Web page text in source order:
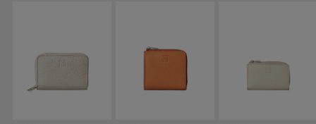
※裏地のカラーは商品のカラーによって異なります。
【素材】